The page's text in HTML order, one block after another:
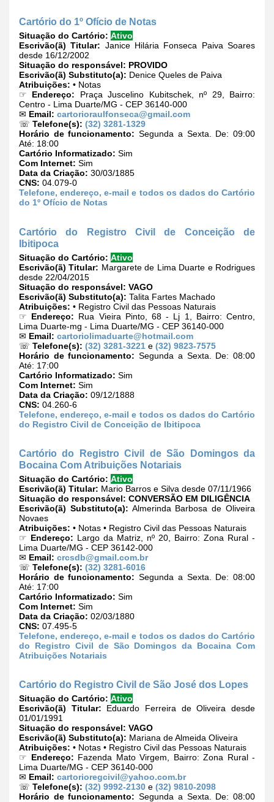
Cartório do 1º Ofício de Notas
Situação do Cartório: Ativo
Escrivão(ã) Titular: Janice Hilária Fonseca Paiva Soares
desde 16/12/2002
Situação do responsável: PROVIDO
Escrivão(ã) Substituto(a): Denice Queles de Paiva
Atribuições: • Notas
☞ Endereço: Praça Juscelino Kubitschek, nº 29, Bairro:
Centro - Lima Duarte/MG - CEP 36140-000
✉ Email: cartorioraulfonseca@gmail.com
☏ Telefone(s): (32) 3281-1329
Horário de funcionamento: Segunda a Sexta. De: 09:00
Até: 18:00
Cartório Informatizado: Sim
Com Internet: Sim
Data da Criação: 30/03/1885
CNS: 04.079-0
Telefone, endereço, e-mail e todos os dados do Cartório
do 1º Ofício de Notas
Cartório do Registro Civil de Conceição de
Ibitipoca
Situação do Cartório: Ativo
Escrivão(ã) Titular: Margarete de Lima Duarte e Rodrigues
desde 22/04/2015
Situação do responsável: VAGO
Escrivão(ã) Substituto(a): Talita Fartes Machado
Atribuições: • Registro Civil das Pessoas Naturais
☞ Endereço: Rua Vieira Pinto, 68 - Lj 1, Bairro: Centro,
Lima Duarte-mg - Lima Duarte/MG - CEP 36140-000
✉ Email: cartoriolimaduarte@hotmail.com
☏ Telefone(s): (32) 3281-3221 e (32) 9823-7575
Horário de funcionamento: Segunda a Sexta. De: 08:00
Até: 17:00
Cartório Informatizado: Sim
Com Internet: Sim
Data da Criação: 09/12/1888
CNS: 04.260-6
Telefone, endereço, e-mail e todos os dados do Cartório
do Registro Civil de Conceição de Ibitipoca
Cartório do Registro Civil de São Domingos da
Bocaina Com Atribuições Notariais
Situação do Cartório: Ativo
Escrivão(ã) Titular: Mario Barros e Silva desde 07/11/1966
Situação do responsável: CONVERSÃO EM DILIGÊNCIA
Escrivão(ã) Substituto(a): Almerinda Barbosa de Oliveira
Novaes
Atribuições: • Notas • Registro Civil das Pessoas Naturais
☞ Endereço: Largo da Matriz, nº 20, Bairro: Zona Rural -
Lima Duarte/MG - CEP 36142-000
✉ Email: crcsdb@gmail.com.br
☏ Telefone(s): (32) 3281-6016
Horário de funcionamento: Segunda a Sexta. De: 08:00
Até: 17:00
Cartório Informatizado: Sim
Com Internet: Sim
Data da Criação: 02/03/1880
CNS: 07.495-5
Telefone, endereço, e-mail e todos os dados do Cartório
do Registro Civil de São Domingos da Bocaina Com
Atribuições Notariais
Cartório do Registro Civil de São José dos Lopes
Situação do Cartório: Ativo
Escrivão(ã) Titular: Eduardo Ferreira de Oliveira desde
01/01/1991
Situação do responsável: VAGO
Escrivão(ã) Substituto(a): Mariana de Almeida Oliveira
Atribuições: • Notas • Registro Civil das Pessoas Naturais
☞ Endereço: Fazenda Mato Virgem, Bairro: Zona Rural -
Lima Duarte/MG - CEP 36140-000
✉ Email: cartorioregcivil@yahoo.com.br
☏ Telefone(s): (32) 9992-2130 e (32) 9810-2098
Horário de funcionamento: Segunda a Sexta. De: 08:00